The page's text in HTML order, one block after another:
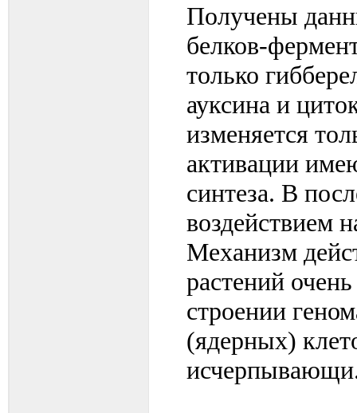
Получены
белков-
только
ауксина и
изменяется
активации
синтеза. В
воздействием
Механизм
растений
строении
(ядерных)